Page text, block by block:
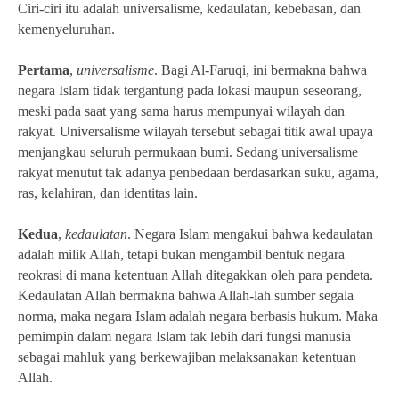
Ciri-ciri itu adalah universalisme, kedaulatan, kebebasan, dan
kemenyeluruhan.
Pertama, universalisme. Bagi Al-Faruqi, ini bermakna bahwa
negara Islam tidak tergantung pada lokasi maupun seseorang,
meski pada saat yang sama harus mempunyai wilayah dan
rakyat. Universalisme wilayah tersebut sebagai titik awal upaya
menjangkau seluruh permukaan bumi. Sedang universalisme
rakyat menutut tak adanya penbedaan berdasarkan suku, agama,
ras, kelahiran, dan identitas lain.
Kedua, kedaulatan. Negara Islam mengakui bahwa kedaulatan
adalah milik Allah, tetapi bukan mengambil bentuk negara
reokrasi di mana ketentuan Allah ditegakkan oleh para pendeta.
Kedaulatan Allah bermakna bahwa Allah-lah sumber segala
norma, maka negara Islam adalah negara berbasis hukum. Maka
pemimpin dalam negara Islam tak lebih dari fungsi manusia
sebagai mahluk yang berkewajiban melaksanakan ketentuan
Allah.